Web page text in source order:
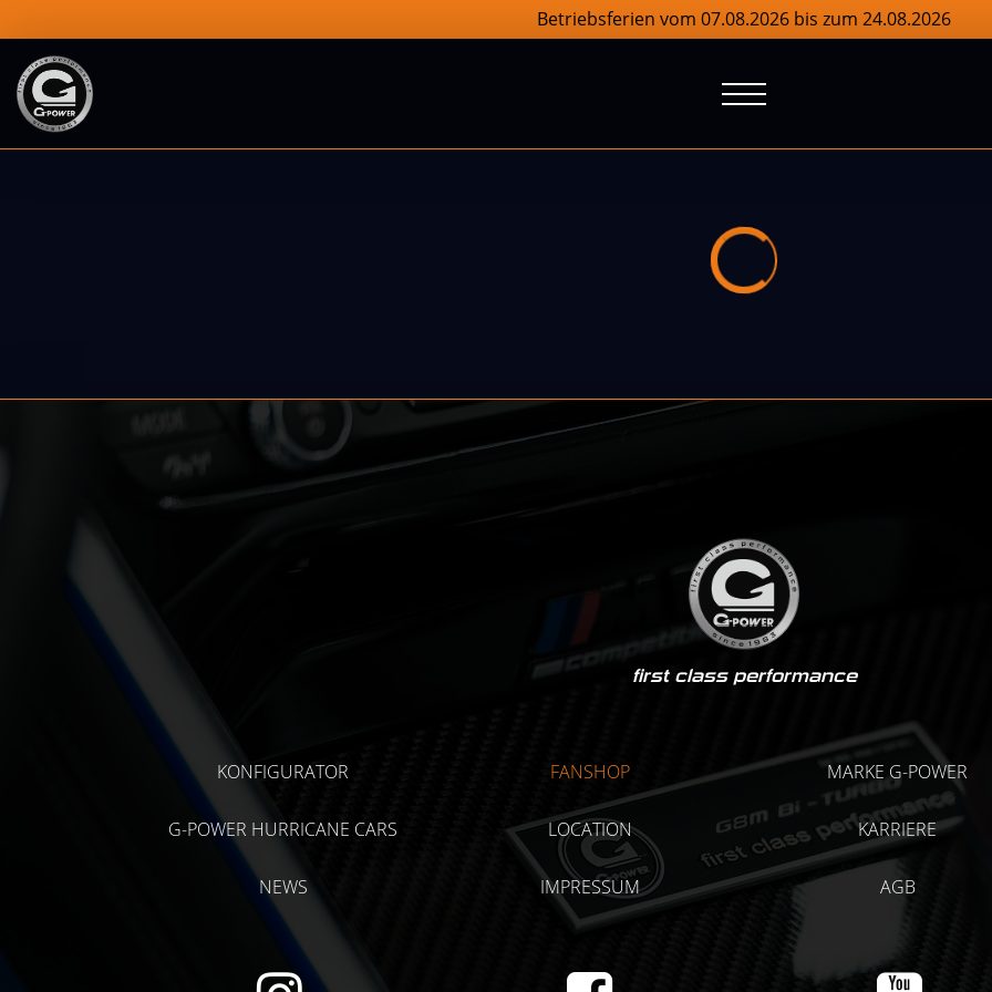
Betriebsferien vom 07.08.2026 bis zum 24.08.2026
first class performance
KONFIGURATOR FANSHOP MARKE G-POWER
G-POWER HURRICANE CARS LOCATION KARRIERE
NEWS IMPRESSUM AGB